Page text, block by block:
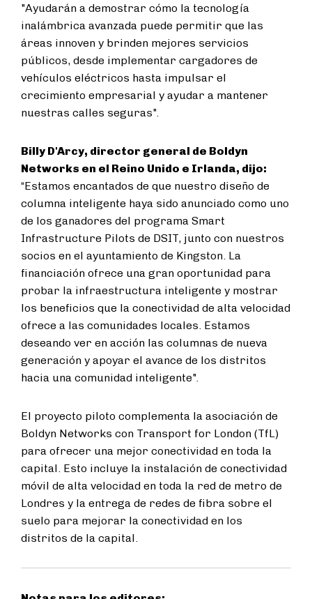
"Ayudarán a demostrar cómo la tecnología
inalámbrica avanzada puede permitir que las
áreas innoven y brinden mejores servicios
públicos, desde implementar cargadores de
vehículos eléctricos hasta impulsar el
crecimiento empresarial y ayudar a mantener
nuestras calles seguras".
Billy D'Arcy, director general de Boldyn
Networks en el Reino Unido e Irlanda, dijo:
“Estamos encantados de que nuestro diseño de
columna inteligente haya sido anunciado como uno
de los ganadores del programa Smart
Infrastructure Pilots de DSIT, junto con nuestros
socios en el ayuntamiento de Kingston. La
financiación ofrece una gran oportunidad para
probar la infraestructura inteligente y mostrar
los beneficios que la conectividad de alta velocidad
ofrece a las comunidades locales. Estamos
deseando ver en acción las columnas de nueva
generación y apoyar el avance de los distritos
hacia una comunidad inteligente".
El proyecto piloto complementa la asociación de
Boldyn Networks con Transport for London (TfL)
para ofrecer una mejor conectividad en toda la
capital. Esto incluye la instalación de conectividad
móvil de alta velocidad en toda la red de metro de
Londres y la entrega de redes de fibra sobre el
suelo para mejorar la conectividad en los
distritos de la capital.